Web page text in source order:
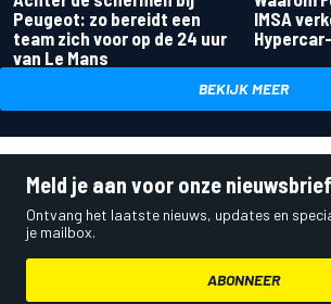
Peugeot: zo bereidt een
team zich voor op de 24 uur
van Le Mans
IMSA
BEKIJK MEER
Meld je aan voor onze nieuwsbrief
Ontvang het laatste nieuws, updates en
je mailbox.
ABONNEER